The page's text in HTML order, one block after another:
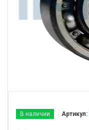
В наличии Артикул: